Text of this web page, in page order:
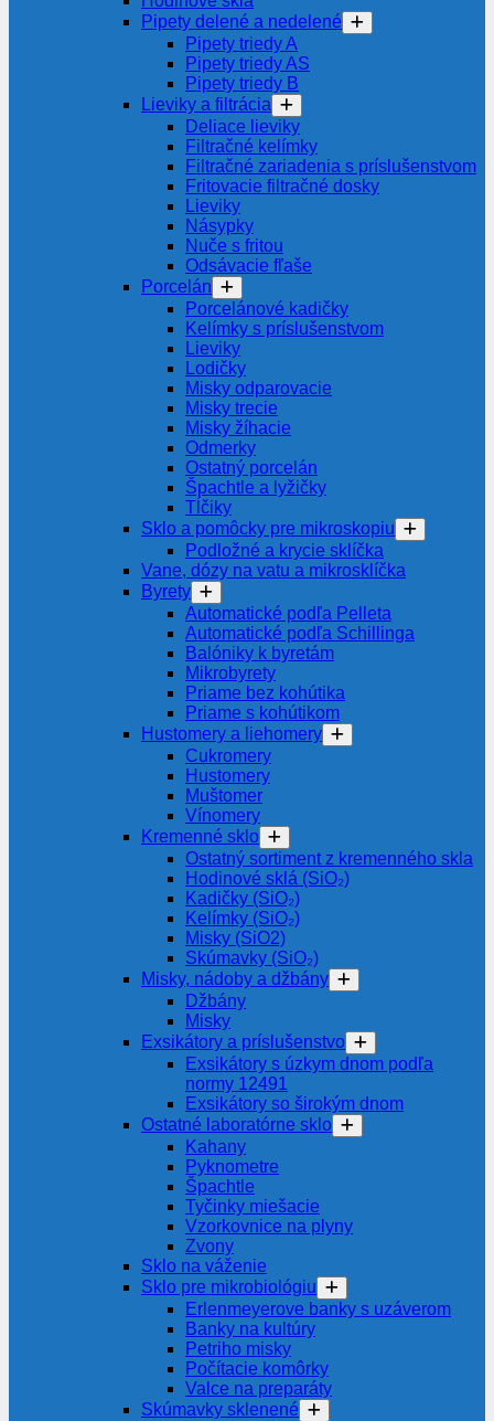
Pipety delené a nedelené
Pipety triedy A
Pipety triedy AS
Pipety triedy B
Lieviky a filtrácia
Deliace lieviky
Filtračné kelímky
Filtračné zariadenia s príslušenstvom
Fritovacie filtračné dosky
Lieviky
Násypky
Nuče s fritou
Odsávacie fľaše
Porcelán
Porcelánové kadičky
Kelímky s príslušenstvom
Lieviky
Lodičky
Misky odparovacie
Misky trecie
Misky žíhacie
Odmerky
Ostatný porcelán
Špachtle a lyžičky
Tĺčiky
Sklo a pomôcky pre mikroskopiu
Podložné a krycie sklíčka
Vane, dózy na vatu a mikrosklíčka
Byrety
Automatické podľa Pelleta
Automatické podľa Schillinga
Balóniky k byretám
Mikrobyrety
Priame bez kohútika
Priame s kohútikom
Hustomery a liehomery
Cukromery
Hustomery
Muštomer
Vínomery
Kremenné sklo
Ostatný sortiment z kremenného skla
Hodinové sklá (SiO₂)
Kadičky (SiO₂)
Kelímky (SiO₂)
Misky (SiO2)
Skúmavky (SiO₂)
Misky, nádoby a džbány
Džbány
Misky
Exsikátory a príslušenstvo
Exsikátory s úzkym dnom podľa
normy 12491
Exsikátory so širokým dnom
Ostatné laboratórne sklo
Kahany
Pyknometre
Špachtle
Tyčinky miešacie
Vzorkovnice na plyny
Zvony
Sklo na váženie
Sklo pre mikrobiológiu
Erlenmeyerove banky s uzáverom
Banky na kultúry
Petriho misky
Počítacie komôrky
Valce na preparáty
Skúmavky sklenené